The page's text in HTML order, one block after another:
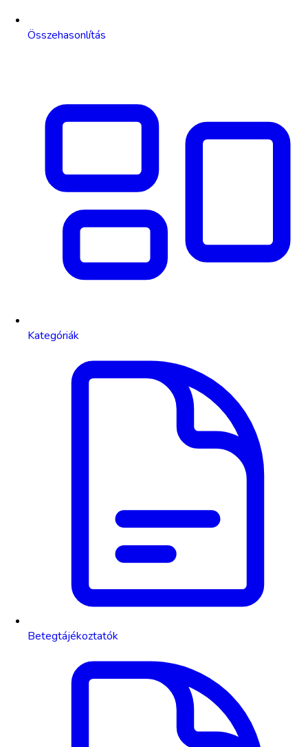
Összehasonlítás
Kategóriák
Betegtájékoztatók